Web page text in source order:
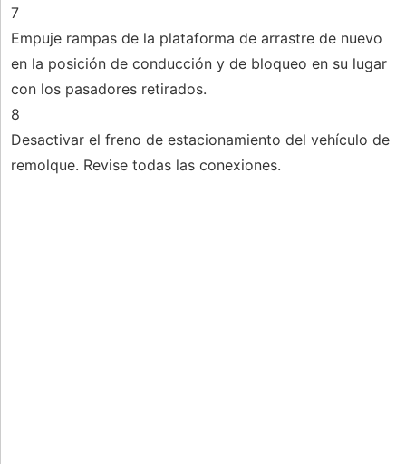
7
Empuje rampas de la plataforma de arrastre de nuevo
en la posición de conducción y de bloqueo en su lugar
con los pasadores retirados.
8
Desactivar el freno de estacionamiento del vehículo de
remolque. Revise todas las conexiones.